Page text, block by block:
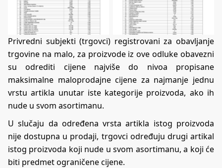
Privredni subjekti (trgovci) registrovani za obavljanje
trgovine na malo, za proizvode iz ove odluke obavezni
su odrediti cijene najviše do nivoa propisane
maksimalne maloprodajne cijene za najmanje jednu
vrstu artikla unutar iste kategorije proizvoda, ako ih
nude u svom asortimanu.
U slučaju da određena vrsta artikla istog proizvoda
nije dostupna u prodaji, trgovci određuju drugi artikal
istog proizvoda koji nude u svom asortimanu, a koji će
biti predmet ograničene cijene.